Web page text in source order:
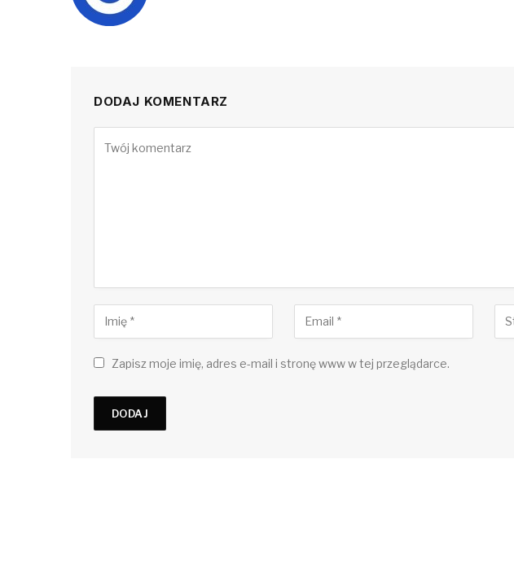
DODAJ KOMENTARZ
Zapisz moje imię, adres e-mail i stronę www w tej przeglądarce.